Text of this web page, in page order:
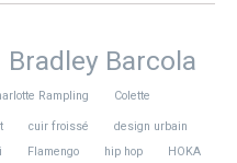
Bradley Barcola
Rampling Colette
cuir froissé
design urbain
Flamengo hip hop HOKA